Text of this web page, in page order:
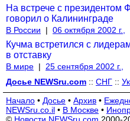
На встрече с президентом
говорил о Калининграде
В России | 06 октября 2002 г.,
Кучма встретился с
в отставку
В мире |
25 сентября 2002 г.,
Досье NEWSru.com :: СНГ ::
Начало • Досье • Архив •
NEWSru.co.il • В Москве •
© Новости NEWSru.com 2000-